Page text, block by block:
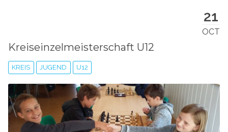
21
OCT
Kreiseinzelmeisterschaft U12
KREIS JUGEND U12